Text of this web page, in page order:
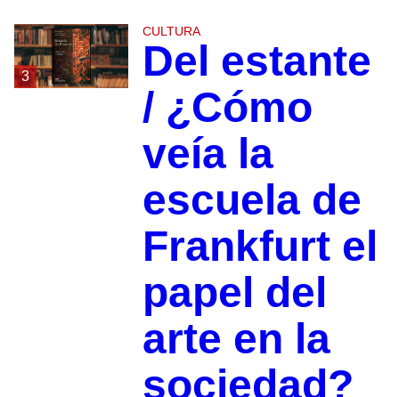
3
CULTURA
Del estante
/ ¿Cómo
veía la
escuela de
Frankfurt el
papel del
arte en la
sociedad?